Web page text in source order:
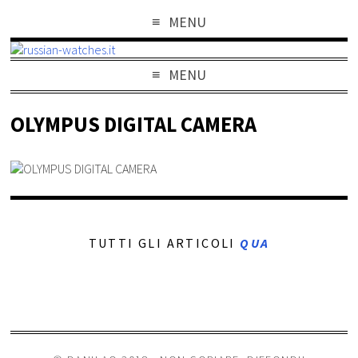
MENU
MENU
OLYMPUS DIGITAL CAMERA
TUTTI GLI ARTICOLI QUA